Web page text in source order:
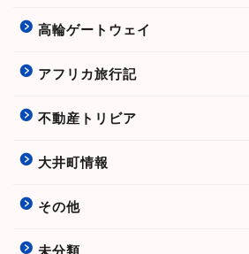
高輪ゲートウェイ
アフリカ旅行記
不動産トリビア
大井町情報
その他
未分類